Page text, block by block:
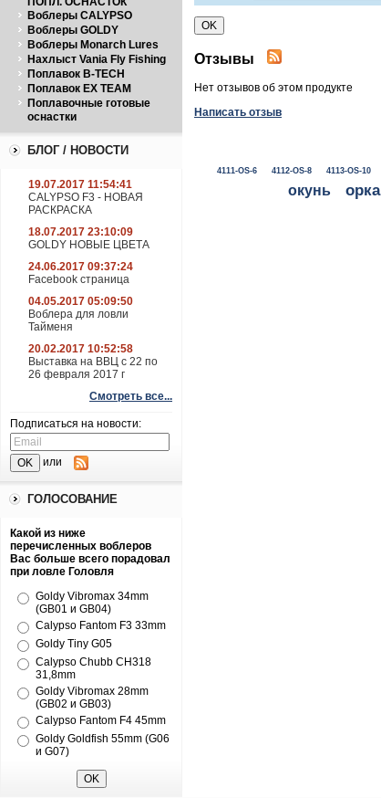
Воблеры CALYPSO
Воблеры GOLDY
Воблеры Monarch Lures
Нахлыст Vania Fly Fishing
Поплавок B-TECH
Поплавок EX TEAM
Поплавочные готовые
оснастки
БЛОГ / НОВОСТИ
19.07.2017 11:54:41
CALYPSO F3 - НОВАЯ
РАСКРАСКА
18.07.2017 23:10:09
GOLDY НОВЫЕ ЦВЕТА
24.06.2017 09:37:24
Facebook страница
04.05.2017 05:09:50
Воблера для ловли
Тайменя
20.02.2017 10:52:58
Выставка на ВВЦ с 22 по
26 февраля 2017 г
Смотреть все...
Подписаться на новости:
или
ГОЛОСОВАНИЕ
Какой из ниже
перечисленных воблеров
Вас больше всего порадовал
при ловле Головля
Goldy Vibromax 34mm
(GB01 и GB04)
Calypso Fantom F3 33mm
Goldy Tiny G05
Calypso Chubb CH318
31,8mm
Goldy Vibromax 28mm
(GB02 и GB03)
Calypso Fantom F4 45mm
Goldy Goldfish 55mm (G06
и G07)
Отзывы
Нет отзывов об этом продукте
Написать отзыв
4111-OS-6 4112-OS-8 4113-OS-10
окунь орка